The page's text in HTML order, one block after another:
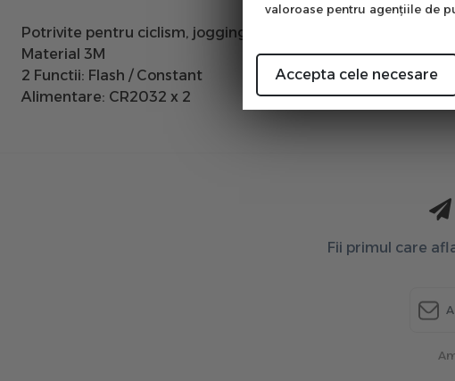
Potrivite pentru ciclism, jogging, trekking
Material 3M
2 Functii: Flash / Constant
Alimentare: CR2032 x 2
Fii primul care
valoroase pentru agenţiile de
Accepta cele necesare
Mă